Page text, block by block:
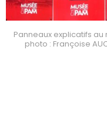
Panneaux explicatifs
photo : Françoise